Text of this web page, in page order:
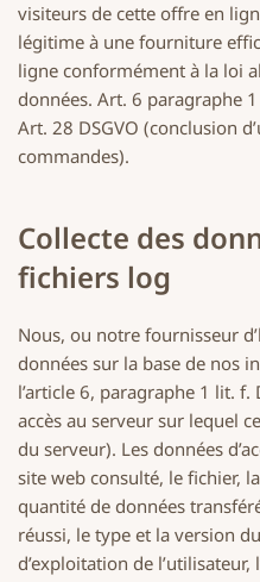
visiteurs de cette offre en
légitime à une fourniture
ligne conformément à la loi
données. Art. 6 paragraphe
Art. 28 DSGVO (conclusion
commandes).
Collecte des
fichiers log
Nous, ou notre fournisseur
données sur la base de nos
l’article 6, paragraphe 1 lit. f.
accès au serveur sur lequel
du serveur). Les données
site web consulté, le fichier, la
quantité de données
réussi, le type et la version
d’exploitation de l’utilisateur,